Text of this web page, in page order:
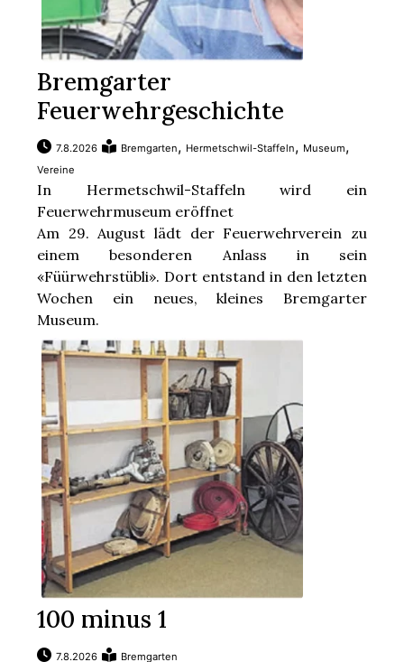
Bremgarter
Feuerwehrgeschichte
7.8.2026 Bremgarten, Hermetschwil-Staffeln, Museum,
Vereine
In Hermetschwil-Staffeln wird ein
Feuerwehrmuseum eröffnet
Am 29. August lädt der Feuerwehrverein zu
einem besonderen Anlass in sein
«Füürwehrstübli». Dort entstand in den letzten
Wochen ein neues, kleines Bremgarter
Museum.
Wie sah die Feuerwehrarbeit früher ...
100 minus 1
7.8.2026 Bremgarten